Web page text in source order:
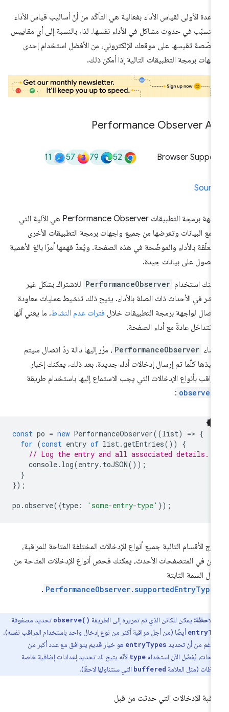
الأولى لقياس الأداء بفعالية هي التأكّد من أنّ أساليب قياس الأداء
تتسبّب في حدوث مشاكل في الأداء نفسها. لذا، بالنسبة إلى أي مقاييس
تقيسها على موقعك الإلكتروني، من الأفضل استخدام إحدى
برمجة التطبيقات التالية إذا أمكن ذلك.
Performance Observer
Browser
52
79
57
11
واجهة برمجة التطبيقات Performance Observer هي الآلية التي
البيانات وتعرضها من جميع واجهات برمجة التطبيقات الأخرى
بالأداء والموضّحة في هذه الصفحة. ويُعدّ فهمها أمرًا بالغ الأهمية
على بيانات جيدة.
استخدام PerformanceObserver للاشتراك بشكل غير
في الأحداث ذات الصلة بالأداء. يتيح ذلك تنشيط عمليات معاودة
لواجهة برمجة التطبيقات خلالفترات عدم النشاط، ما يعني أنّها
تتداخل عادةً مع أداء الصفحة.
PerformanceObserver ، مرِّر إليها دالة ردّ اتصال سيتم
كلّما تم إرسال إدخالات أداء جديدة. بعد ذلك، يمكنك إخبار
بأنواع الإدخالات التي يجب الاستماع إليها باستخدام طريقة
:
const po = new PerformanceObserver((list) =
for (const entry of list.getEntries ())
// Log the entry and all associated details.
console.log(entry.toJSON ());
po.observe({type : 'some-entry-type'
الأقسام التالية جميع أنواع الإدخالات المختلفة المتاحة للمراقبة،
في المتصفحات الأحدث، يمكنك فحص أنواع الإدخالات المتاحة من
السمة الثابتة
.
ملاحظة:يمكن للكائن الذي تم تمريره إلى الطريقةobserve()تحديد مصفوفة
أيضًا (من أجل مراقبة أكثر من نوع إدخال واحد باستخدام المراقب نفسه).
من أنّ تحديدentryTypesهو خيار قديم يتوافق مع عدد أكبر من
يُفضّل الآن استخدامtypeلأنّه يتيح لك تحديد إعدادات إضافية خاصة
(مثل العلامةbufferedالتي سنتناولها لاحقًا).
الإدخالات التي حدثت من قبل